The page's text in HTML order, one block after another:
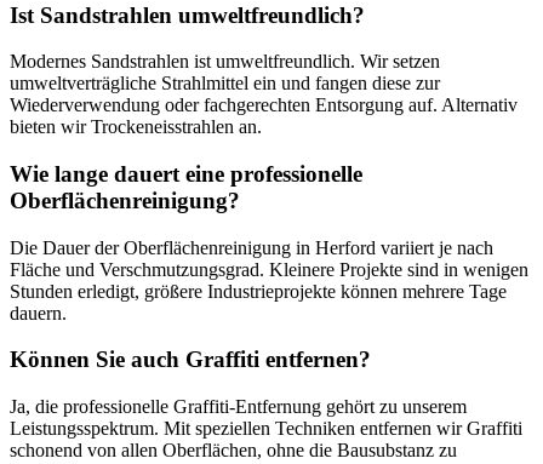
Ist Sandstrahlen umweltfreundlich?
Modernes Sandstrahlen ist umweltfreundlich. Wir setzen
umweltverträgliche Strahlmittel ein und fangen diese zur
Wiederverwendung oder fachgerechten Entsorgung auf. Alternativ
bieten wir Trockeneisstrahlen an.
Wie lange dauert eine professionelle
Oberflächenreinigung?
Die Dauer der Oberflächenreinigung in Herford variiert je nach
Fläche und Verschmutzungsgrad. Kleinere Projekte sind in wenigen
Stunden erledigt, größere Industrieprojekte können mehrere Tage
dauern.
Können Sie auch Graffiti entfernen?
Ja, die professionelle Graffiti-Entfernung gehört zu unserem
Leistungsspektrum. Mit speziellen Techniken entfernen wir Graffiti
schonend von allen Oberflächen, ohne die Bausubstanz zu